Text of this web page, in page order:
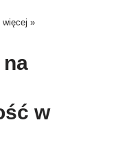
więcej »
w